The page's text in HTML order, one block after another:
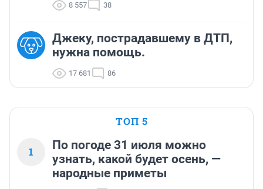
8 557 38
Джеку, пострадавшему в ДТП,
нужна помощь.
17 681 86
ТОП 5
1
По погоде 31 июля можно
узнать, какой будет осень, —
народные приметы